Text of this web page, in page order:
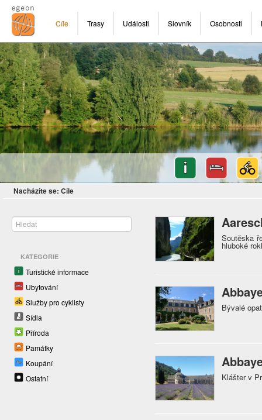
Cíle Trasy Události Slovník Osobnosti
Nacházíte se: Cíle
KATEGORIE
Turistické informace
Ubytování
Služby pro cyklisty
Sídla
Příroda
Památky
Koupání
Ostatní
Soutěska
hluboké
Bývalé
Klášter v